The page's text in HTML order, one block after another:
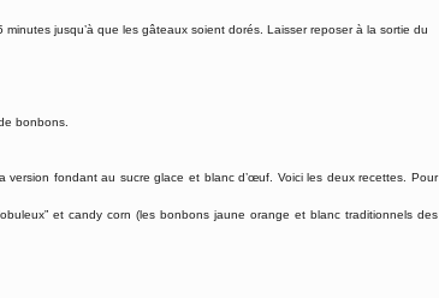
jusqu’à que les gâteaux soient dorés. Laisser reposer à la sortie du
bonbons.
fondant au sucre glace et blanc d’œuf. Voici les deux recettes. Pour
et candy corn (les bonbons jaune orange et blanc traditionnels des